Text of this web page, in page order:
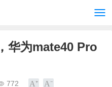
华为mate40 Pro
772